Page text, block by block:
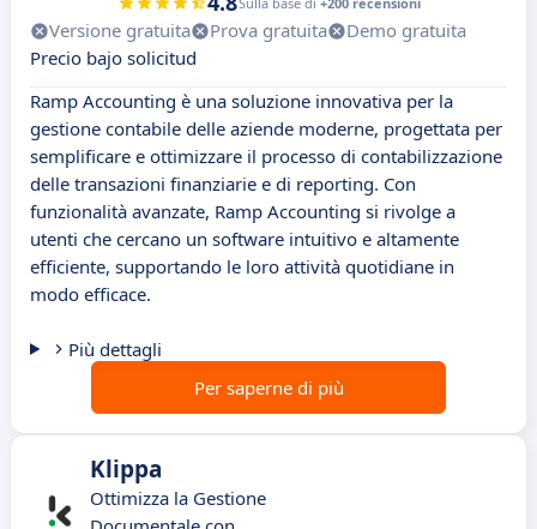
Versione gratuita Prova gratuita
Demo gratuita
Precio bajo solicitud
Ramp Accounting è una soluzione innovativa per la
gestione contabile delle aziende moderne, progettata per
semplificare e ottimizzare il processo di contabilizzazione
delle transazioni finanziarie e di reporting. Con
funzionalità avanzate, Ramp Accounting si rivolge a
utenti che cercano un software intuitivo e altamente
efficiente, supportando le loro attività quotidiane in
modo efficace.
Più dettagli
Per saperne di più
Klippa
Ottimizza la Gestione